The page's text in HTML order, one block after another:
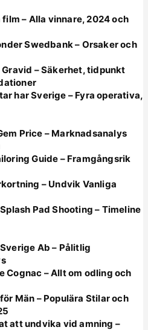
– Alla vinnare, 2024 och
Swedbank – Orsaker och
Gravid – Säkerhet, tidpunkt
har Sverige – Fyra operativa,
Price – Marknadsanalys
Guide – Framgångsrik
– Undvik Vanliga
Pad Shooting – Timeline
Ab – Pålitlig
Cognac – Allt om odling och
Män – Populära Stilar och
att undvika vid amning –